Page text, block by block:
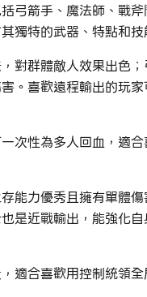
弓箭手、魔法師、戰
獨特的武器、特點和
對群體敵人效果出色
。喜歡遠程輸出的玩
次性為多人回血，適
能力優秀且擁有單體
是近戰輸出，能強化
適合喜歡用控制統領